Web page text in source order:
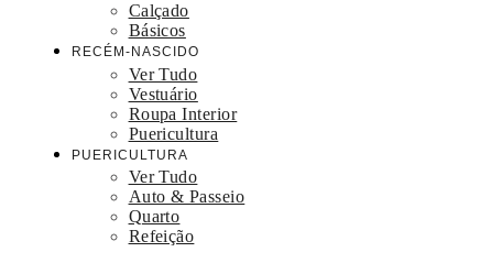
Calçado
Básicos
RECÉM-NASCIDO
Ver Tudo
Vestuário
Roupa Interior
Puericultura
PUERICULTURA
Ver Tudo
Auto & Passeio
Quarto
Refeição